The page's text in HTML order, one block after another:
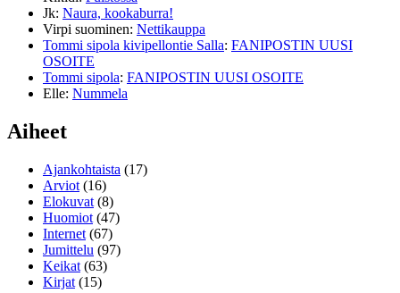
Jk: Naura, kookaburra!
Virpi suominen: Nettikauppa
Tommi sipola kivipellontie Salla: FANIPOSTIN UUSI
OSOITE
Tommi sipola: FANIPOSTIN UUSI OSOITE
Elle: Nummela
Aiheet
Ajankohtaista (17)
Arviot (16)
Elokuvat (8)
Huomiot (47)
Internet (67)
Jumittelu (97)
Keikat (63)
Kirjat (15)